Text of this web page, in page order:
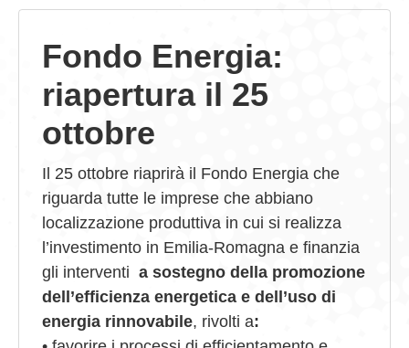
SERVIZI
GIOVEDÌ GASTRONOMICI
COMUNICATI E NEWS
CONTATTI
Fondo Energia:
riapertura il 25
ottobre
Il 25 ottobre riaprirà il Fondo Energia che
riguarda tutte le imprese che abbiano
localizzazione produttiva in cui si realizza
l’investimento in Emilia-Romagna e finanzia
gli interventi a sostegno della promozione
dell’efficienza energetica e dell’uso di
energia rinnovabile, rivolti a: